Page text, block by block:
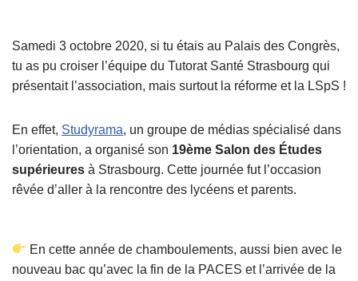
Samedi 3 octobre 2020, si tu étais au Palais des Congrès,
tu as pu croiser l’équipe du Tutorat Santé Strasbourg qui
présentait l’association, mais surtout la réforme et la LSpS !
En effet, Studyrama, un groupe de médias spécialisé dans
l’orientation, a organisé son 19ème Salon des Études
supérieures à Strasbourg. Cette journée fut l’occasion
rêvée d’aller à la rencontre des lycéens et parents.
En cette année de chamboulements, aussi bien avec le
nouveau bac qu’avec la fin de la PACES et l’arrivée de la